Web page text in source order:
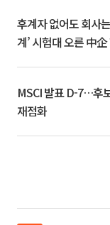
후계자 없어도 회사
계’ 시험대 오른 中
MSCI 발표 D-7…후
재점화